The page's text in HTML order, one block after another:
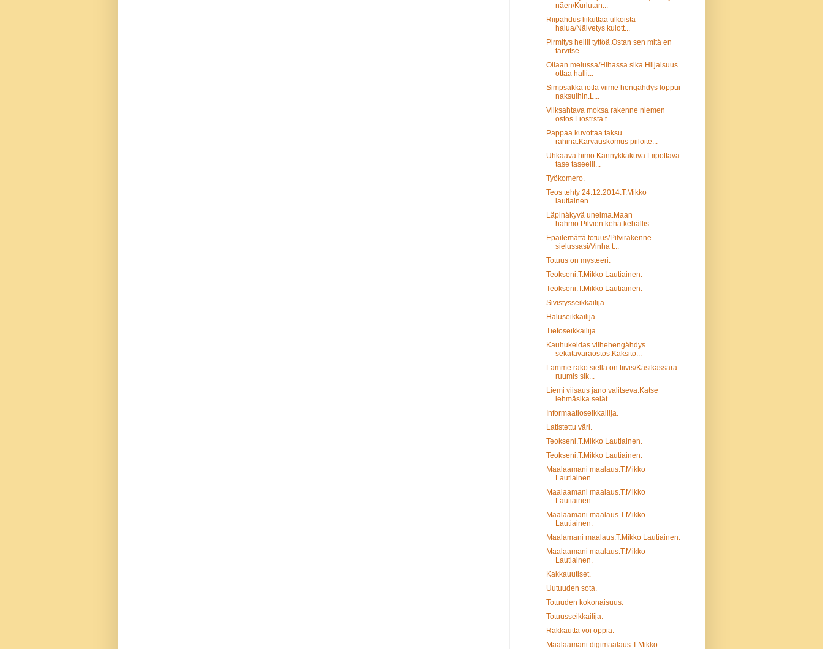
näen/Kurlutan...
Riipahdus liikuttaa ulkoista
halua/Näivetys kulott...
Pirmitys hellii tyttöä.Ostan sen mitä en
tarvitse....
Ollaan melussa/Hihassa sika.Hiljaisuus
ottaa halli...
Simpsakka iotla viime hengähdys loppui
naksuihin.L...
Vilksahtava moksa rakenne niemen
ostos.Liostrsta t...
Pappaa kuvottaa taksu
rahina.Karvauskomus piiloite...
Uhkaava himo.Kännykkäkuva.Liipottava
tase taseelli...
Työkomero.
Teos tehty 24.12.2014.T.Mikko
lautiainen.
Läpinäkyvä unelma.Maan
hahmo.Pilvien kehä kehällis...
Epäilemättä totuus/Pilvirakenne
sielussasi/Vinha t...
Totuus on mysteeri.
Teokseni.T.Mikko Lautiainen.
Teokseni.T.Mikko Lautiainen.
Sivistysseikkailija.
Haluseikkailija.
Tietoseikkailija.
Kauhukeidas viihehengähdys
sekatavaraostos.Kaksito...
Lamme rako siellä on tiivis/Käsikassara
ruumis sik...
Liemi viisaus jano valitseva.Katse
lehmäsika selät...
Informaatioseikkailija.
Latistettu väri.
Teokseni.T.Mikko Lautiainen.
Teokseni.T.Mikko Lautiainen.
Maalaamani maalaus.T.Mikko
Lautiainen.
Maalaamani maalaus.T.Mikko
Lautiainen.
Maalaamani maalaus.T.Mikko
Lautiainen.
Maalamani maalaus.T.Mikko Lautiainen.
Maalaamani maalaus.T.Mikko
Lautiainen.
Kakkauutiset.
Uutuuden sota.
Totuuden kokonaisuus.
Totuusseikkailija.
Rakkautta voi oppia.
Maalaamani digimaalaus.T.Mikko